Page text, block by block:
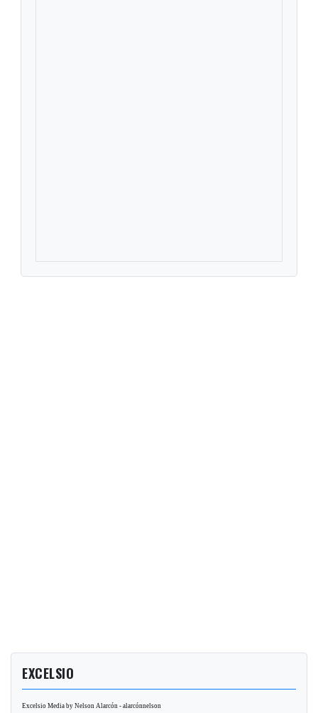
EXCELSIO
Excelsio Media by Nelson Alarcón - alarcónnelson